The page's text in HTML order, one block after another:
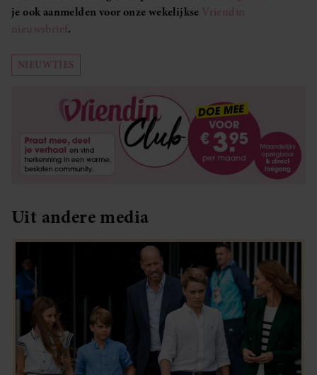
je ook aanmelden voor onze wekelijkse Vriendin
nieuwsbrief.
NIEUWTJES
Uit andere media